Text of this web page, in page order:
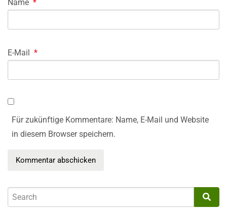
Name *
E-Mail *
Für zukünftige Kommentare: Name, E-Mail und Website
in diesem Browser speichern.